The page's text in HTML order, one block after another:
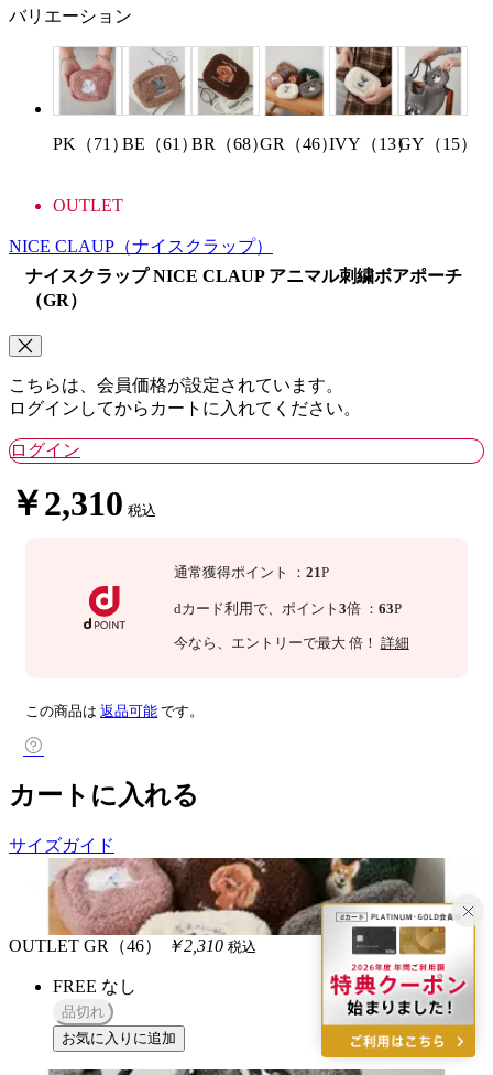
バリエーション
PK（71）BE（61）BR（68）GR（46）IVY（13）GY（15）
OUTLET
NICE CLAUP （ナイスクラップ）
ナイスクラップ NICE CLAUP アニマル刺繍ボアポーチ
（GR）
こちらは、会員価格が設定されています。
ログインしてからカートに入れてください。
ログイン
￥2,310 税込
通常獲得ポイント ： 21P
dカード利用で、 ポイント 3倍 ： 63P
今なら 、エントリーで最大 倍！ 詳細
この商品は 返品可能 です。
カートに入れる
サイズガイド
OUTLET GR（46） ￥2,310 税込
FREE なし
品切れ
お気に入りに追加